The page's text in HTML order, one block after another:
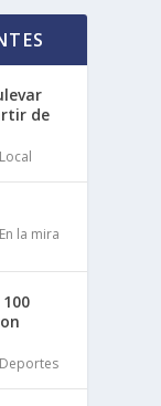
de
Local
En la mira
Deportes